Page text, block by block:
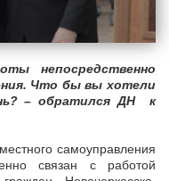
непосредственно
Что бы вы хотели
– обратился ДН к
самоуправления
связан с работой